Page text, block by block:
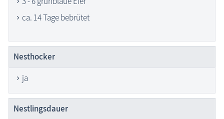
ca. 14 Tage bebrütet
Nesthocker
ja
Nestlingsdauer